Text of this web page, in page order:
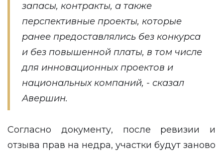
запасы, контракты, а также
перспективные проекты, которые
ранее предоставлялись без конкурса
и без повышенной платы, в том числе
для инновационных проектов и
национальных компаний, - сказал
Авершин.
Согласно документу, после ревизии и
отзыва прав на недра, участки будут заново